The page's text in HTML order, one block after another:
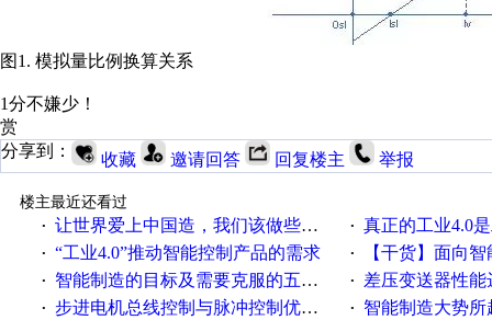
图1. 模拟量比例换算关系
1分不嫌少！
赏
分享到：
收藏 邀请回答 回复楼主 举报
楼主最近还看过
· 让世界爱上中国造，我们该做些什么 · 真正的工业4.0
· “工业4.0”推动智能控制产品的需求 · 【干货】面向
· 智能制造的目标及需要克服的五个障碍 · 差压变送器性能达
· 步进电机总线控制与脉冲控制优缺点 · 智能制造大势所趋